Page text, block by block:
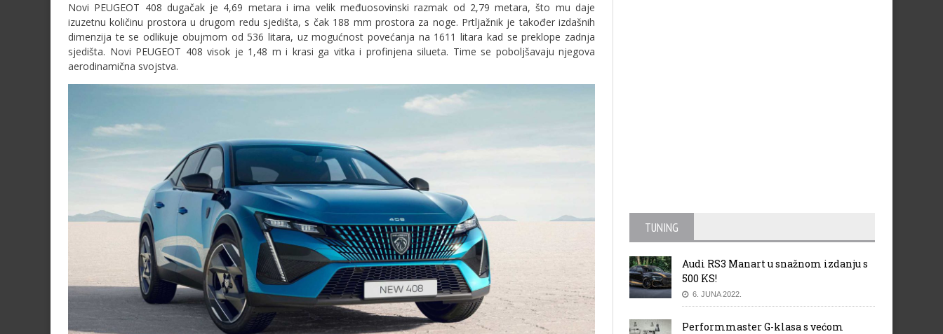
Novi PEUGEOT 408 dugačak je 4,69 metara i ima velik međuosovinski razmak od 2,79 metara, što mu daje
izuzetnu količinu prostora u drugom redu sjedišta, s čak 188 mm prostora za noge. Prtljažnik je također izdašnih
dimenzija te se odlikuje obujmom od 536 litara, uz mogućnost povećanja na 1611 litara kad se preklope zadnja
sjedišta. Novi PEUGEOT 408 visok je 1,48 m i krasi ga vitka i profinjena silueta. Time se poboljšavaju njegova
aerodinamična svojstva.
TUNING
Audi RS3 Manart u snažnom izdanju s
500 KS!
6. JUNA 2022.
Performmaster G-klasa s većom